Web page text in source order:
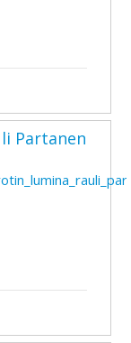
Partanen